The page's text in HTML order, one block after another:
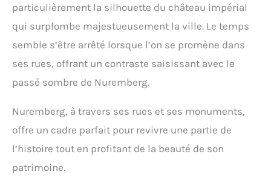
particulièrement la silhouette du château impérial
qui surplombe majestueusement la ville. Le temps
semble s’être arrêté lorsque l’on se promène dans
ses rues, offrant un contraste saisissant avec le
passé sombre de Nuremberg.
Nuremberg, à travers ses rues et ses monuments,
offre un cadre parfait pour revivre une partie de
l’histoire tout en profitant de la beauté de son
patrimoine.